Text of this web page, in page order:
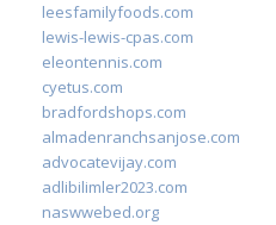
leesfamilyfoods.com
lewis-lewis-cpas.com
eleontennis.com
cyetus.com
bradfordshops.com
almadenranchsanjose.com
advocatevijay.com
adlibilimler2023.com
naswwebed.org